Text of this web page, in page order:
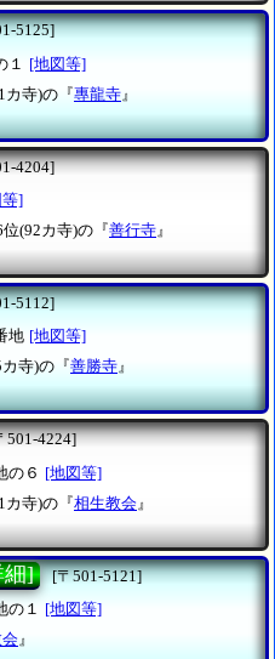
5125]
１
[地図等]
カ寺)の『專龍寺 』
4204]
等]
(92カ寺)の『善行寺』
5112]
地 [地図等]
寺)の『善勝寺』
501-4224]
の６ [地図等]
カ寺)の『相生教会 』
細]
[〒501-5121]
の１ [地図等]
』